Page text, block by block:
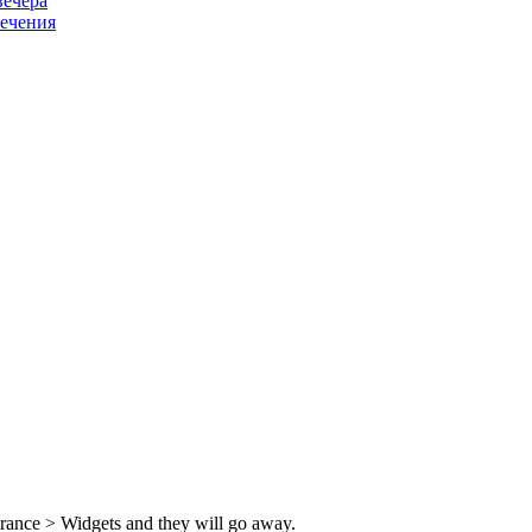
> Widgets and they will go away.